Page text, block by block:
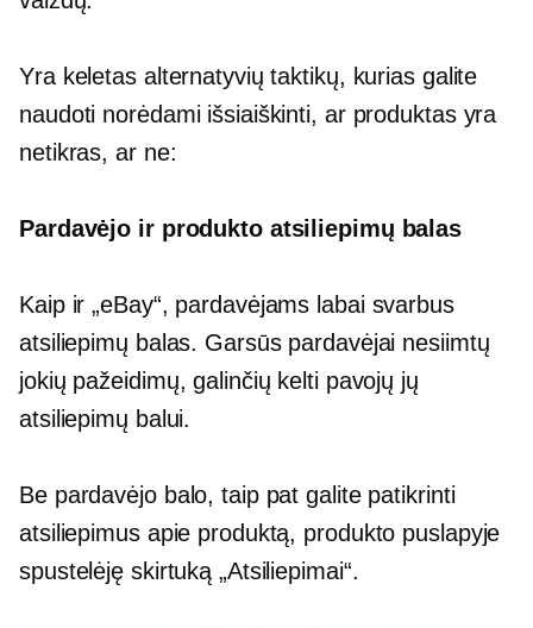
Yra keletas alternatyvių taktikų, kurias galite
naudoti norėdami išsiaiškinti, ar produktas yra
netikras, ar ne:
Pardavėjo ir produkto atsiliepimų balas
Kaip ir „eBay“, pardavėjams labai svarbus
atsiliepimų balas. Garsūs pardavėjai nesiimtų
jokių pažeidimų, galinčių kelti pavojų jų
atsiliepimų balui.
Be pardavėjo balo, taip pat galite patikrinti
atsiliepimus apie produktą, produkto puslapyje
spustelėję skirtuką „Atsiliepimai“.